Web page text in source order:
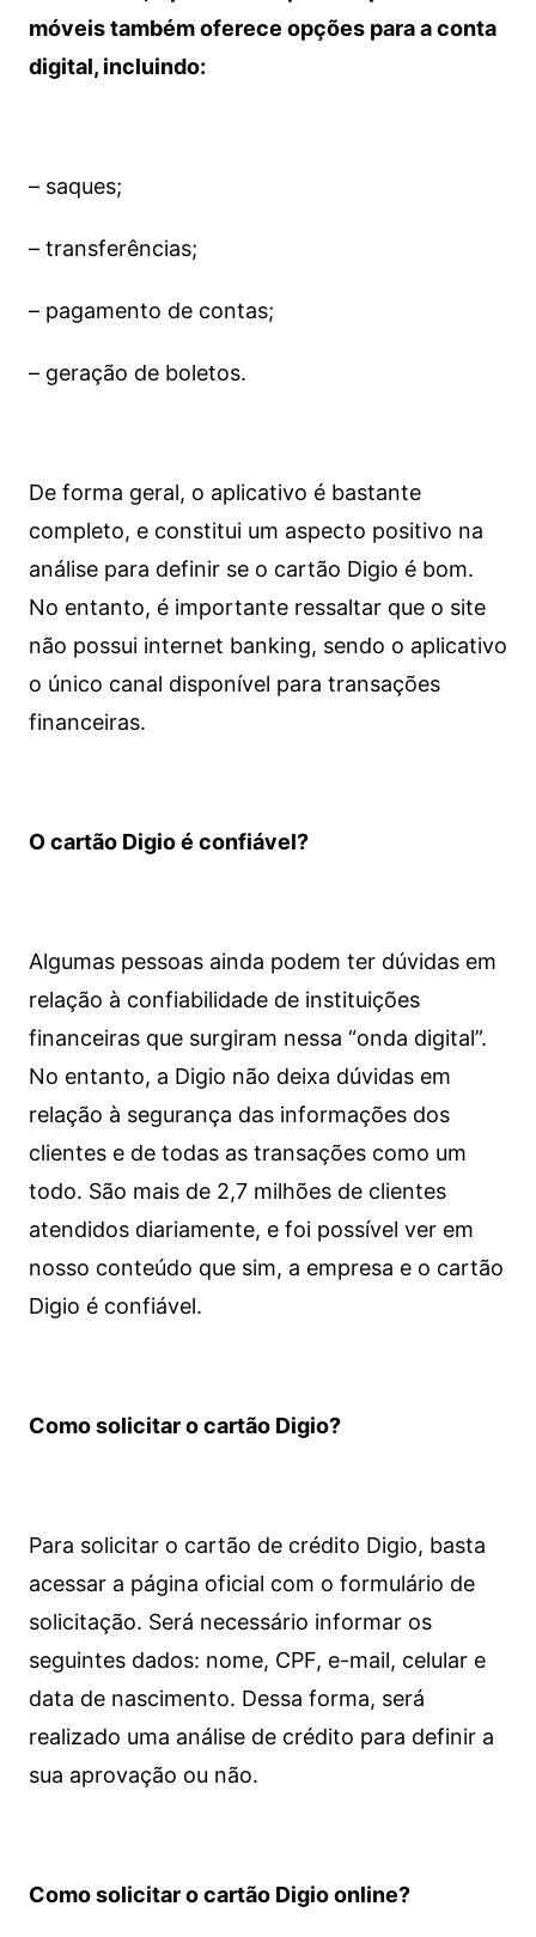
móveis também oferece opções para a conta
digital, incluindo:
– saques;
– transferências;
– pagamento de contas;
– geração de boletos.
De forma geral, o aplicativo é bastante
completo, e constitui um aspecto positivo na
análise para definir se o cartão Digio é bom.
No entanto, é importante ressaltar que o site
não possui internet banking, sendo o aplicativo
o único canal disponível para transações
financeiras.
O cartão Digio é confiável?
Algumas pessoas ainda podem ter dúvidas em
relação à confiabilidade de instituições
financeiras que surgiram nessa “onda digital”.
No entanto, a Digio não deixa dúvidas em
relação à segurança das informações dos
clientes e de todas as transações como um
todo. São mais de 2,7 milhões de clientes
atendidos diariamente, e foi possível ver em
nosso conteúdo que sim, a empresa e o cartão
Digio é confiável.
Como solicitar o cartão Digio?
Para solicitar o cartão de crédito Digio, basta
acessar a página oficial com o formulário de
solicitação. Será necessário informar os
seguintes dados: nome, CPF, e-mail, celular e
data de nascimento. Dessa forma, será
realizado uma análise de crédito para definir a
sua aprovação ou não.
Como solicitar o cartão Digio online?